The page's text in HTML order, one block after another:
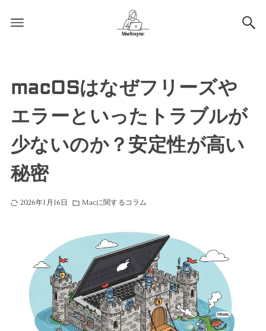
macOSはなぜフリーズや
エラーといったトラブルが
少ないのか？安定性が高い
秘密
2026年1月16日 Macに関するコラム